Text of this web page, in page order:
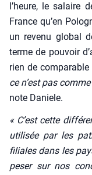
l’heure, le salaire
France qu’en
un reve­nu glo­bal
terme de pou­voir
rien de com­pa­rable
ce n’est pas
note Daniele.
« C’est cette
uti­li­sée par les
filiales dans les
peser sur nos